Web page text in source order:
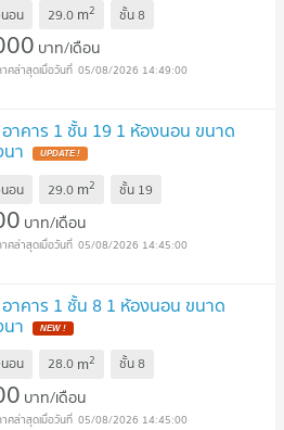
อน 29.0 m2 ชั้น8
บาท/เดือน
05/08/2026 14:49:00
อาคาร 1 ชั้น 19 1 ห้องนอน ขนาด
า
อน 29.0 m2 ชั้น 19
บาท/เดือน
05/08/2026 14:45:00
อาคาร 1 ชั้น 8 1 ห้องนอน ขนาด
า
อน 28.0 m2 ชั้น8
บาท/เดือน
05/08/2026 14:45:00